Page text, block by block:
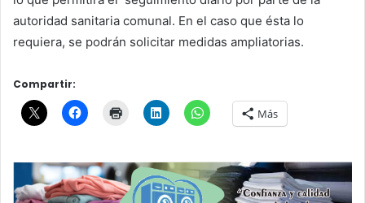
autoridad sanitaria comunal. En el caso que ésta lo
requiera, se podrán solicitar medidas ampliatorias.
Compartir:
Más